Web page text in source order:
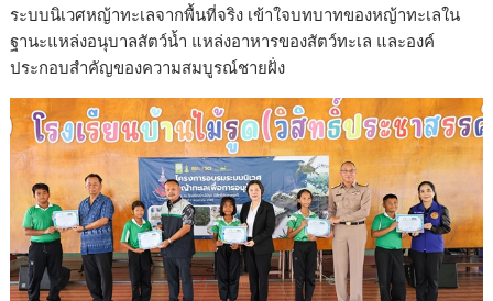
ระบบนิเวศหญ้าทะเลจากพื้นที่จริง เข้าใจบทบาทของหญ้าทะเลใน
ฐานะแหล่งอนุบาลสัตว์น้ำ แหล่งอาหารของสัตว์ทะเล และองค์
ประกอบสำคัญของความสมบูรณ์ชายฝั่ง